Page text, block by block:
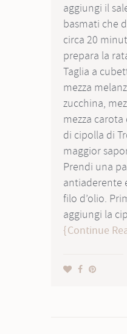
aggiungi il
basmati che
circa 20
prepara la
Taglia a
mezza
zucchina,
mezza
di cipolla di
maggior
Prendi una
antiaderente
filo d’olio.
aggiungi la
Continue